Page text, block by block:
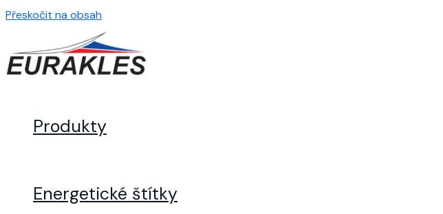
Přeskočit na obsah
Produkty
Energetické štítky